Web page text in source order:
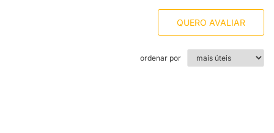
QUERO AVALIAR
ordenar por